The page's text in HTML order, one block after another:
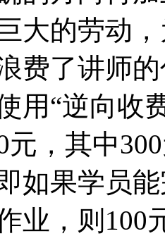
大的劳动
费了讲师
用“逆向收
元，其中
如果学员
业，则100